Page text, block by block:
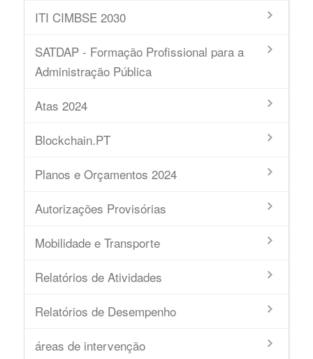
ITI CIMBSE 2030
SATDAP - Formação Profissional para a
Administração Pública
Atas 2024
Blockchain.PT
Planos e Orçamentos 2024
Autorizações Provisórias
Mobilidade e Transporte
Relatórios de Atividades
Relatórios de Desempenho
áreas de intervenção